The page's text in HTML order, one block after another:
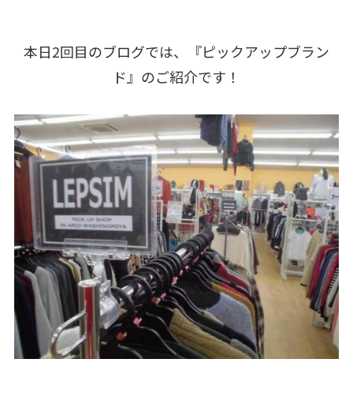
本日2回目のブログでは、『ピックアップブラン
ド』のご紹介です！